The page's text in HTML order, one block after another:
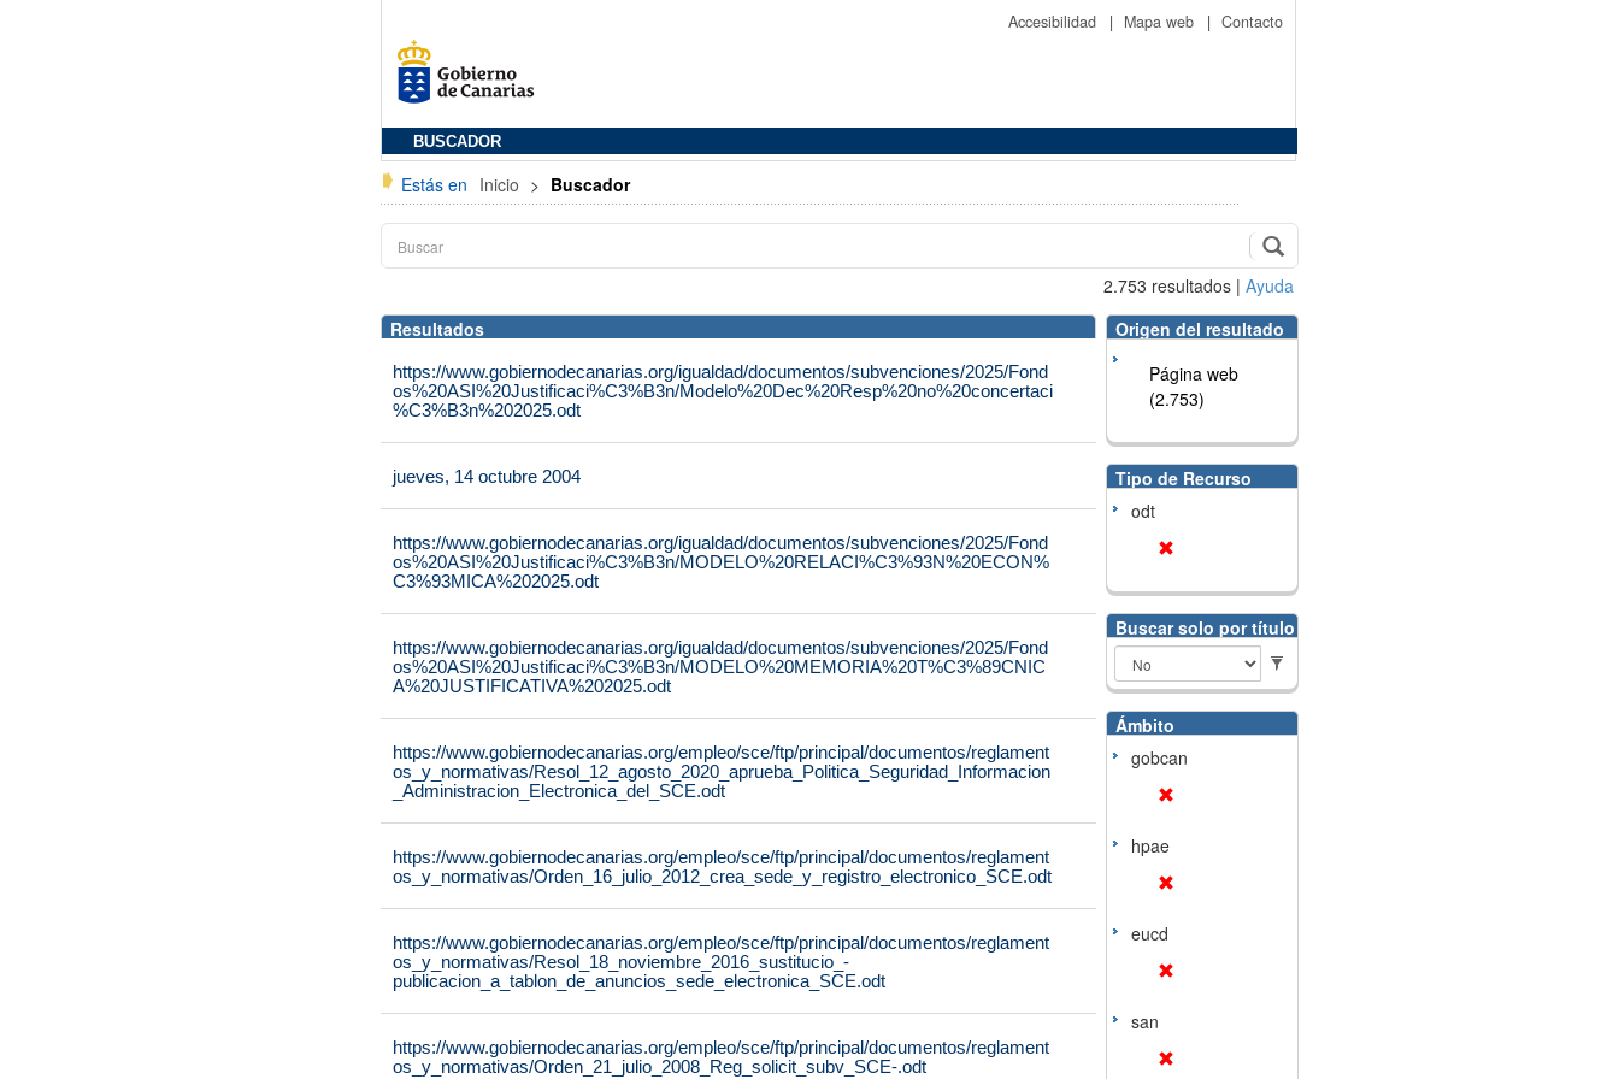
Accesibilidad | Mapa web | Contacto
BUSCADOR
Estás en Inicio > Buscador
2.753 resultados | Ayuda
Resultados
https://www.gobiernodecanarias.org/igualdad/documentos/subvenciones/2025/Fond
os%20ASI%20Justificaci%C3%B3n/Modelo%20Dec%20Resp%20no%20concertaci
%C3%B3n%202025.odt
jueves, 14 octubre 2004
https://www.gobiernodecanarias.org/igualdad/documentos/subvenciones/2025/Fond
os%20ASI%20Justificaci%C3%B3n/MODELO%20RELACI%C3%93N%20ECON%
C3%93MICA%202025.odt
https://www.gobiernodecanarias.org/igualdad/documentos/subvenciones/2025/Fond
os%20ASI%20Justificaci%C3%B3n/MODELO%20MEMORIA%20T%C3%89CNIC
A%20JUSTIFICATIVA%202025.odt
https://www.gobiernodecanarias.org/empleo/sce/ftp/principal/documentos/reglament
os_y_normativas/Resol_12_agosto_2020_aprueba_Politica_Seguridad_Informacion
_Administracion_Electronica_del_SCE.odt
https://www.gobiernodecanarias.org/empleo/sce/ftp/principal/documentos/reglament
os_y_normativas/Orden_16_julio_2012_crea_sede_y_registro_electronico_SCE.odt
https://www.gobiernodecanarias.org/empleo/sce/ftp/principal/documentos/reglament
os_y_normativas/Resol_18_noviembre_2016_sustitucio_-
publicacion_a_tablon_de_anuncios_sede_electronica_SCE.odt
https://www.gobiernodecanarias.org/empleo/sce/ftp/principal/documentos/reglament
os_y_normativas/Orden_21_julio_2008_Reg_solicit_subv_SCE-.odt
Origen del resultado
Página web
(2.753)
Tipo de Recurso
odt
Buscar solo por título
Ámbito
gobcan
hpae
eucd
san